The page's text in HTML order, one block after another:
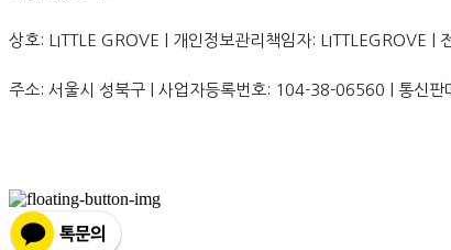
상호: LITTLE GROVE | 개인정보관리책임자:
주소: 서울시 성북구 | 사업자등록번호: 104-38-06560 | 통신판